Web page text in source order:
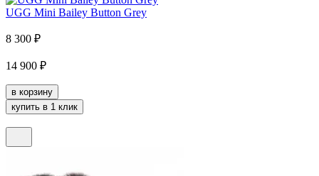
UGG Mini Bailey Button Grey
8 300 ₽
14 900 ₽
в корзину
купить в 1 клик